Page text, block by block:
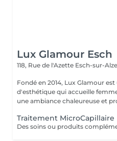
Lux Glamour Esch
118, Rue de l'Azette Esch-sur-
Fondé en 2014, Lux Glamour
d'esthétique qui accueille
une ambiance chaleureuse et
Traitement MicroCapillaire